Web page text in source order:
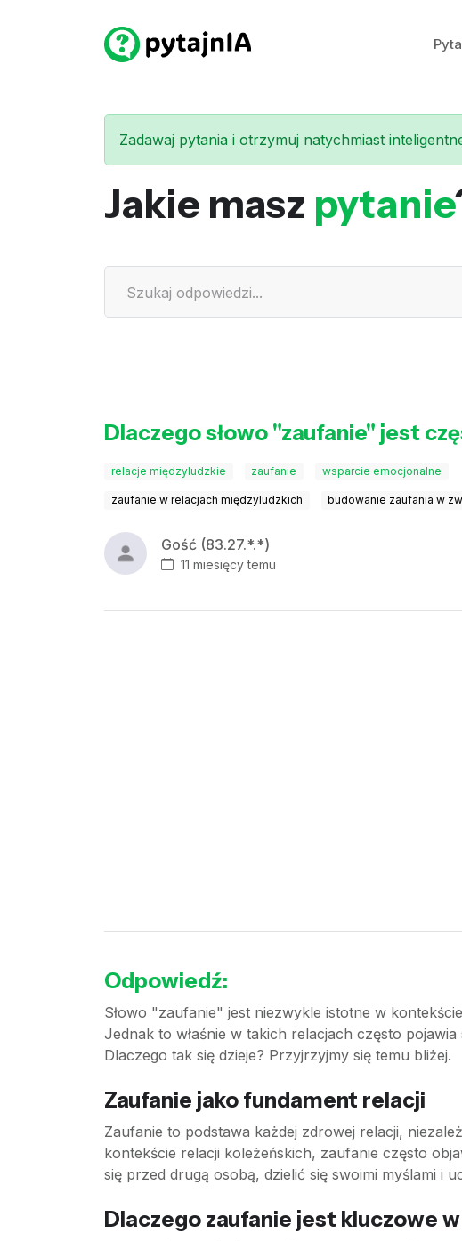
Zadawaj pytania i otrzymuj natychmiast
Jakie masz pytanie
Dlaczego słowo "zaufanie" jest
relacje międzyludzkie zaufanie wsparcie emocjonalne
zaufanie w relacjach międzyludzkich budowanie zaufania w
Gość (83.27.*.*)
11 miesięcy temu
Odpowiedź:
Słowo "zaufanie" jest niezwykle istotne w
Jednak to właśnie w takich relacjach często
Dlaczego tak się dzieje? Przyjrzyjmy się temu bliżej.
Zaufanie jako fundament relacji
Zaufanie to podstawa każdej zdrowej relacji,
kontekście relacji koleżeńskich, zaufanie często
się przed drugą osobą, dzielić się swoimi myślami i
Dlaczego zaufanie jest kluczowe